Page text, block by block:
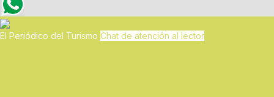
El Periódico del Turismo Chat de atención al lector